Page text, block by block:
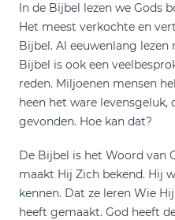
In de Bijbel lezen we Gods
Het meest verkochte en
Bijbel. Al eeuwenlang
Bijbel is ook een
reden. Miljoenen mensen
heen het ware levensgeluk,
gevonden. Hoe kan dat?
De Bijbel is het Woord van
maakt Hij Zich bekend. Hij
kennen. Dat ze leren Wie
heeft gemaakt. God heeft